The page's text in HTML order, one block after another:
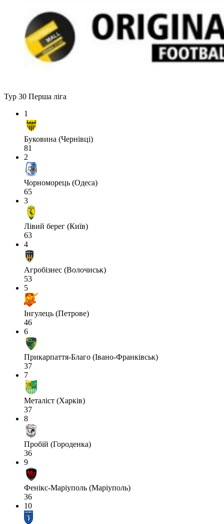
Тур 30 Перша ліга
1
Буковина (Чернівці)
81
2
Чорноморець (Одеса)
65
3
Лівий берег (Київ)
63
4
Агробізнес (Волочиськ)
53
5
Інгулець (Петрове)
46
6
Прикарпаття-Благо (Івано-Франківськ)
37
7
Металіст (Харків)
37
8
Пробій (Городенка)
36
9
Фенікс-Маріуполь (Маріуполь)
36
10